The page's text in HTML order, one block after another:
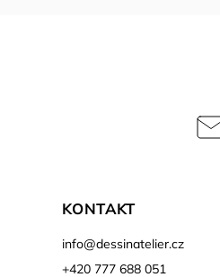
KONTAKT
info@dessinatelier.cz
+420 777 688 051